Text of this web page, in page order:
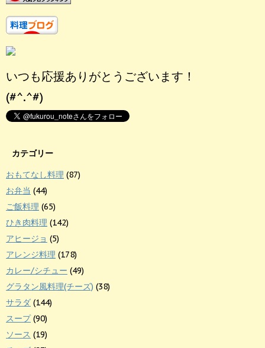
いつも応援ありがとうございます！
(#^.^#)
カテゴリー
おもてなし料理 (87)
お弁当 (44)
ご飯料理 (65)
ひき肉料理 (142)
アヒージョ (5)
アレンジ料理 (178)
カレー/シチュー (49)
グラタン風料理(チーズ) (38)
サラダ (144)
スープ(90)
ソース (19)